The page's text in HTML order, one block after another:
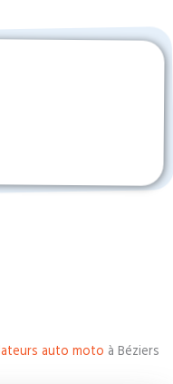
auto moto à Béziers